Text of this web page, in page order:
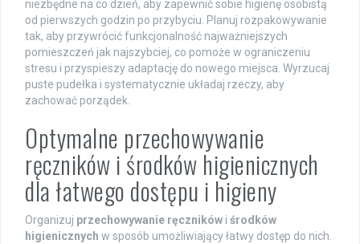
niezbędne na co dzień, aby zapewnić sobie higienę osobistą
od pierwszych godzin po przybyciu. Planuj rozpakowywanie
tak, aby przywrócić funkcjonalność najważniejszych
pomieszczeń jak najszybciej, co pomoże w ograniczeniu
stresu i przyspieszy adaptację do nowego miejsca. Wyrzucaj
puste pudełka i systematycznie układaj rzeczy, aby
zachować porządek.
Optymalne przechowywanie
ręczników i środków higienicznych
dla łatwego dostępu i higieny
Organizuj przechowywanie ręczników i środków
higienicznych w sposób umożliwiający łatwy dostęp do nich.